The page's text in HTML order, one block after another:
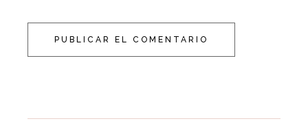
PUBLICAR EL COMENTARIO